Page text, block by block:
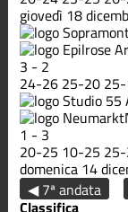
giovedì 18
3 - 2
24-26 25-20 25-
1 - 3
20-25 10-25 25-
domenica 14
◀ 7ª andata
Classifica